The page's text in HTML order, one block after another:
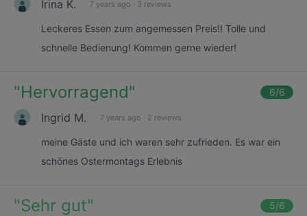
Irina K. 7 years ago · 3 reviews
Leckeres Essen zum angemessen Preis!! Tolle und
schnelle Bedienung! Kommen gerne wieder!
"Hervorragend" 6/6
Ingrid M. 7 years ago · 2 reviews
meine Gäste und ich waren sehr zufrieden. Es war ein
schönes Ostermontags Erlebnis
"Sehr gut" 5/6